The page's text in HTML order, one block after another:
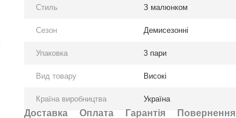
Стиль З малюнком
Сезон Демисезонні
Упаковка 3 пари
Вид товару Високі
Країна виробництва Україна
Доставка Оплата Гарантія Повернення